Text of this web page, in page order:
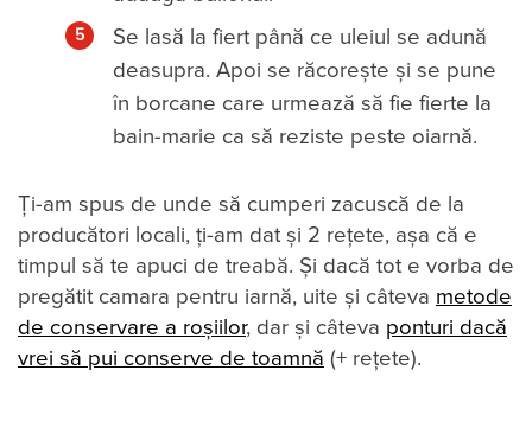
Se lasă la fiert până ce uleiul se adună
deasupra. Apoi se răcorește și se pune
în borcane care urmează să fie fierte la
bain-marie ca să reziste peste oiarnă.
Ți-am spus de unde să cumperi zacuscă de la
producători locali, ți-am dat și 2 rețete, așa că e
timpul să te apuci de treabă. Și dacă tot e vorba de
pregătit camara pentru iarnă, uite și câteva metode
de conservare a roșiilor, dar și câteva ponturi dacă
vrei să pui conserve de toamnă (+ rețete).